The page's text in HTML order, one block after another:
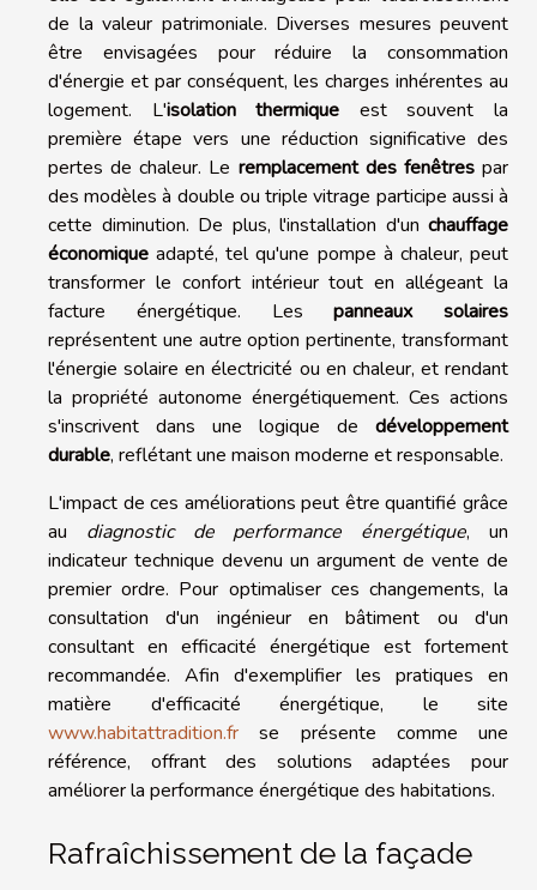
de la valeur patrimoniale. Diverses mesures peuvent
être envisagées pour réduire la consommation
d'énergie et par conséquent, les charges inhérentes au
logement. L'isolation thermique est souvent la
première étape vers une réduction significative des
pertes de chaleur. Le remplacement des fenêtrespar
des modèles à double ou triple vitrage participe aussi à
cette diminution. De plus, l'installation d'un chauffage
économique adapté, tel qu'une pompe à chaleur, peut
transformer le confort intérieur tout en allégeant la
facture énergétique. Lespanneaux solaires
représentent une autre option pertinente, transformant
l'énergie solaire en électricité ou en chaleur, et rendant
la propriété autonome énergétiquement. Ces actions
s'inscrivent dans une logique de développement
durable, reflétant une maison moderne et responsable.
L'impact de ces améliorations peut être quantifié grâce
au diagnostic de performance énergétique, un
indicateur technique devenu un argument de vente de
premier ordre. Pour optimaliser ces changements, la
consultation d'un ingénieur en bâtiment ou d'un
consultant en efficacité énergétique est fortement
recommandée. Afin d'exemplifier les pratiques en
matière d'efficacité énergétique, le site
www.habitattradition.fr se présente comme une
référence, offrant des solutions adaptées pour
améliorer la performance énergétique des habitations.
Rafraîchissement de la façade